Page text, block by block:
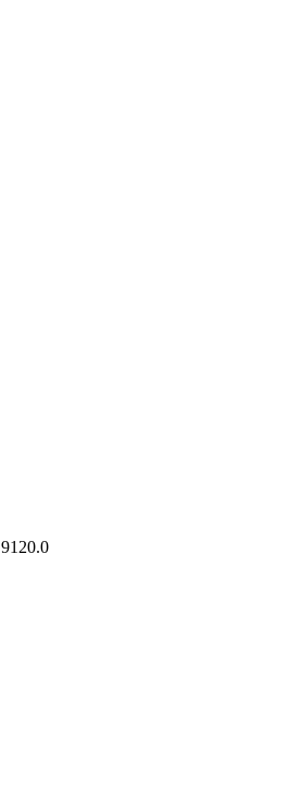
9120.0